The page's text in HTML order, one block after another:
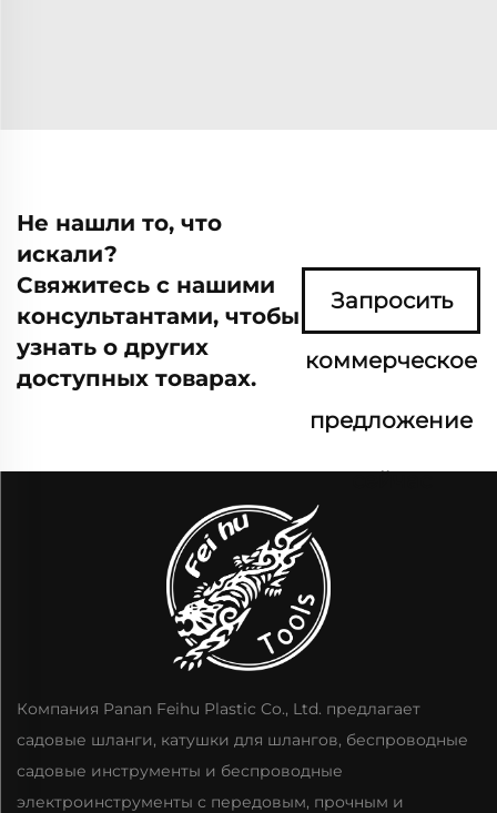
Не нашли то, что
искали?
Свяжитесь с нашими
консультантами, чтобы
узнать о других
доступных товарах.
Запросить
коммерческое
предложение
сейчас
Компания Panan Feihu Plastic Co., Ltd. предлагает
садовые шланги, катушки для шлангов, беспроводные
садовые инструменты и беспроводные
электроинструменты с передовым, прочным и